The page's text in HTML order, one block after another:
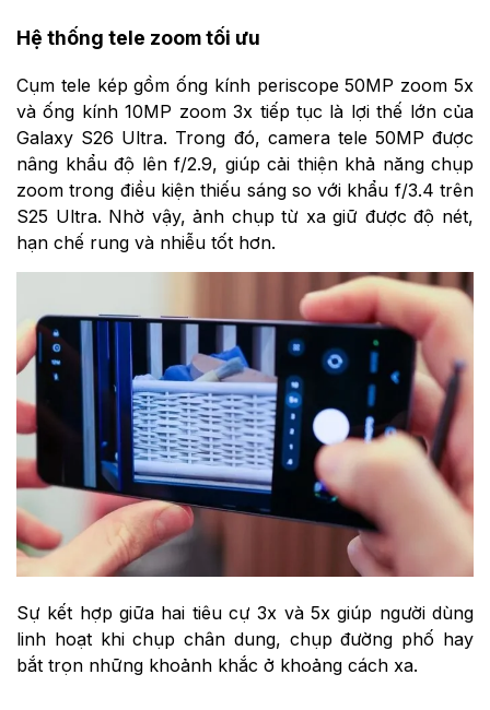
Hệ thống tele zoom tối ưu
Cụm tele kép gồm ống kính periscope 50MP zoom 5x
và ống kính 10MP zoom 3x tiếp tục là lợi thế lớn của
Galaxy S26 Ultra. Trong đó, camera tele 50MP được
nâng khẩu độ lên f/2.9, giúp cải thiện khả năng chụp
zoom trong điều kiện thiếu sáng so với khẩu f/3.4 trên
S25 Ultra. Nhờ vậy, ảnh chụp từ xa giữ được độ nét,
hạn chế rung và nhiễu tốt hơn.
Sự kết hợp giữa hai tiêu cự 3x và 5x giúp người dùng
linh hoạt khi chụp chân dung, chụp đường phố hay
bắt trọn những khoảnh khắc ở khoảng cách xa.